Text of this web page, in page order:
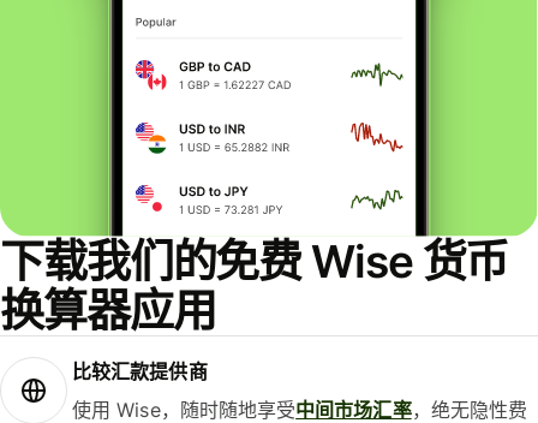
下载我们的免费 Wise 货币
换算器应用
比较汇款提供商
使用 Wise，随时随地享受中间市场汇率，绝无隐性费